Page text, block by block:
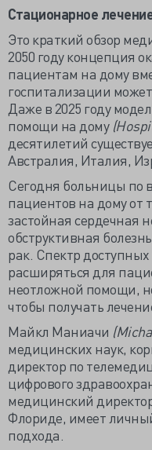
Стационарное
Это краткий обзор
2050 году концепция
пациентам на дому
госпитализации
Даже в 2025 году
помощи на дому
десятилетий
Австралия, Италия,
Сегодня больницы по
пациентов на дому от
застойная сердечная
обструктивная
рак. Спектр
расширяться для
неотложной помощи,
чтобы получать
Майкл Маниачи
медицинских наук,
директор по
цифрового
медицинский
Флориде, имеет
подхода.